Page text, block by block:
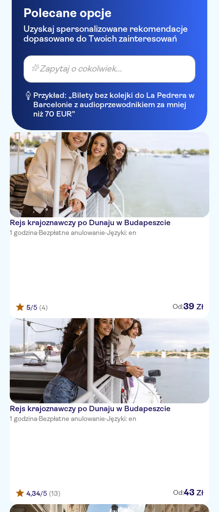
Polecane opcje
Uzyskaj spersonalizowane rekomendacje
dopasowane do Twoich zainteresowań
Zapytaj o cokolwiek...
Przykład: „Bilety bez kolejki do La Pedrera w
Barcelonie z audioprzewodnikiem za mniej
niż 70 EUR”
Rejs krajoznawczy po Dunaju w Budapeszcie
1 godzina·Bezpłatne anulowanie·Języki: en
5/5 (4) Od:39 Zł
Rejs krajoznawczy po Dunaju w Budapeszcie
1 godzina·Bezpłatne anulowanie·Języki: en
4,34/5 (13) Od:43 Zł